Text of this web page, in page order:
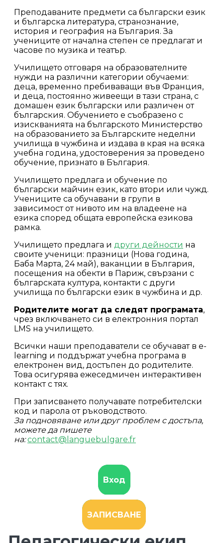
Преподаваните предмети са български език
и българска литература, странознание,
история и география на България. За
учениците от начална степен се предлагат и
часове по музика и театър.
Училището отговаря на образователните
нужди на различни категории обучаеми:
деца, временно пребиваващи във Франция,
и деца, постоянно живеещи в тази страна, с
домашен език български или различен от
българския. Обучението е съобразено с
изискванията на българското Министерство
на образованието за Българските неделни
училища в чужбина и издава в края на всяка
учебна година, удостоверения за проведено
обучение, признато в България.
Училището предлага и обучение по
български майчин език, като втори или чужд.
Учениците са обучавани в групи в
зависимост от нивото им на владеене на
езика според общата европейска езикова
рамка.
Училището предлага и други дейности на
своите ученици: празници (Нова година,
Баба Марта, 24 май), ваканции в България,
посещения на обекти в Париж, свързани с
българската култура, контакти с други
училища по български език в чужбина и др.
Родителите могат да следят програмата,
чрез включването си в електронния портал
LMS на училището.
Всички наши преподаватели се обучават в е-
learning и поддържат учебна програма в
електронен вид, достъпен до родителите.
Това осигурява ежеседмичен интерактивен
контакт с тях.
При записването получавате потребителски
код и парола от ръководството.
За подновяване или друг проблем c достъпа,
можете да пишете
на:сontact@languebulgare.fr
Вход
ЗАПИСВАНЕ